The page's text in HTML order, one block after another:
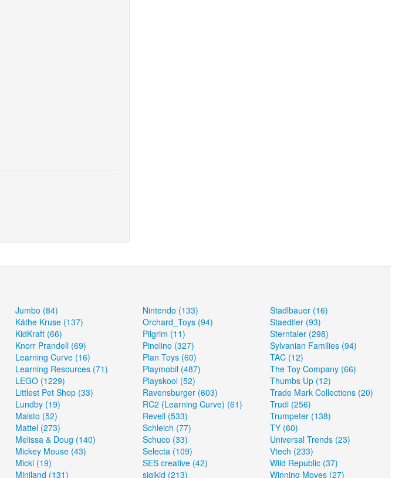
Jumbo (84)
Käthe Kruse (137)
KidKraft (66)
Knorr Prandell (69)
Learning Curve (16)
Learning Resources (71)
LEGO (1229)
Littlest Pet Shop (33)
Lundby (19)
Maisto (52)
Mattel (273)
Melissa & Doug (140)
Mickey Mouse (43)
Micki (19)
Miniland (131)
Nintendo (133)
Orchard_Toys (94)
Pilgrim (11)
Pinolino (327)
Plan Toys (60)
Playmobil (487)
Playskool (52)
Ravensburger (603)
RC2 (Learning Curve) (61)
Revell (533)
Schleich (77)
Schuco (33)
Selecta (109)
SES creative (42)
sigikid (213)
Stadlbauer (16)
Staedtler (93)
Sterntaler (298)
Sylvanian Families (94)
TAC (12)
The Toy Company (66)
Thumbs Up (12)
Trade Mark Collections (20)
Trudi (256)
Trumpeter (138)
TY (60)
Universal Trends (23)
Vtech (233)
Wild Republic (37)
Winning Moves (27)